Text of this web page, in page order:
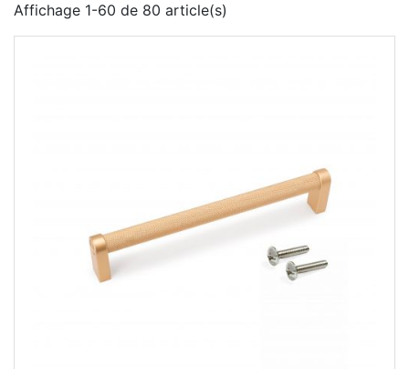
Affichage 1-60 de 80 article(s)